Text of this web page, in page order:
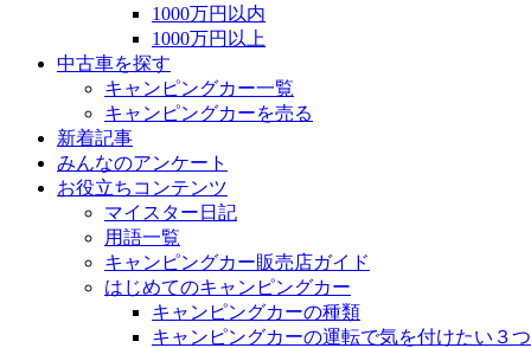
1000万円以内
1000万円以上
中古車を探す
キャンピングカー一覧
キャンピングカーを売る
新着記事
みんなのアンケート
お役立ちコンテンツ
マイスター日記
用語一覧
キャンピングカー販売店ガイド
はじめてのキャンピングカー
キャンピングカーの種類
キャンピングカーの運転で気を付けたい３